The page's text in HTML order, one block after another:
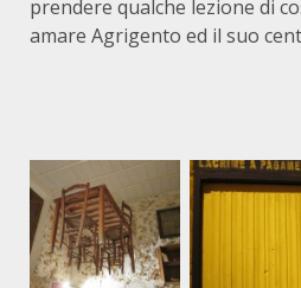
prendere qualche lezione di
amare Agrigento ed il suo